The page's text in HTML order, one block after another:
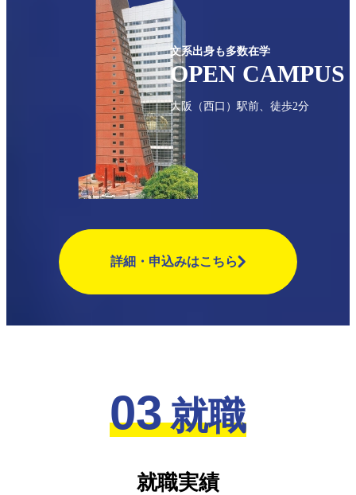
文系出身も多数在学
OPEN CAMPUS
⼤阪（西口）駅前、徒歩2分
詳細・申込みはこちら
03就職
就職実績